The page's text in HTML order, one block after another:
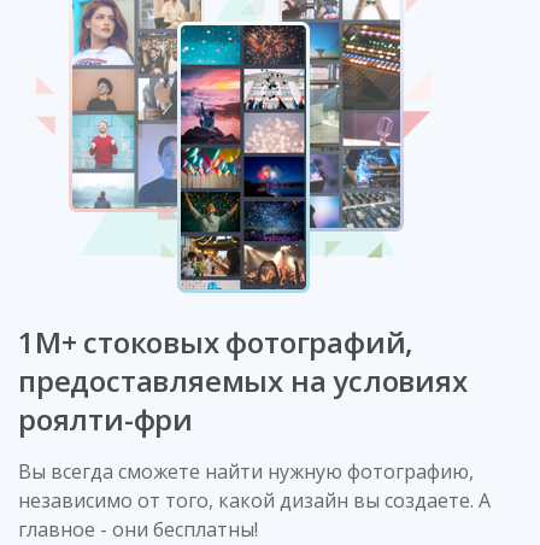
1М+ стоковых фотографий,
предоставляемых на условиях
роялти-фри
Вы всегда сможете найти нужную фотографию,
независимо от того, какой дизайн вы создаете. А
главное - они бесплатны!